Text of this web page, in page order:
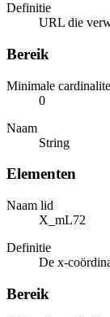
Definitie
URL die
Bereik
Minimale
0
Naam
String
Elementen
Naam lid
X_mL72
Definitie
De x-
Bereik